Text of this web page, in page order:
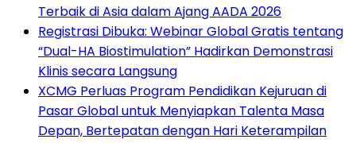
Terbaik di Asia dalam Ajang AADA 2026
Registrasi Dibuka: Webinar Global Gratis tentang
“Dual-HA Biostimulation” Hadirkan Demonstrasi
Klinis secara Langsung
XCMG Perluas Program Pendidikan Kejuruan di
Pasar Global untuk Menyiapkan Talenta Masa
Depan, Bertepatan dengan Hari Keterampilan